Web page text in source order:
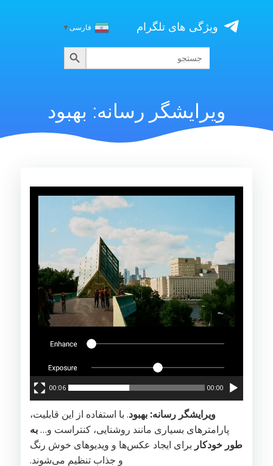
content
ویژگی های تلگرام فارسی▼
جستجو
برای:
جستجو
ویرایشگر رسانه: بهبود
نمایشگر
00:00
00:06
ویرایشگر رسانه: بهبود. با استفاده از این قابلیت،
پارامترهای بسیاری مانند روشنایی، کنتراست و…به
طور خودکار برای ایجاد عکس‌ها و ویدیوهای خوش رنگ
و جذاب تنظیم می‌شوند.